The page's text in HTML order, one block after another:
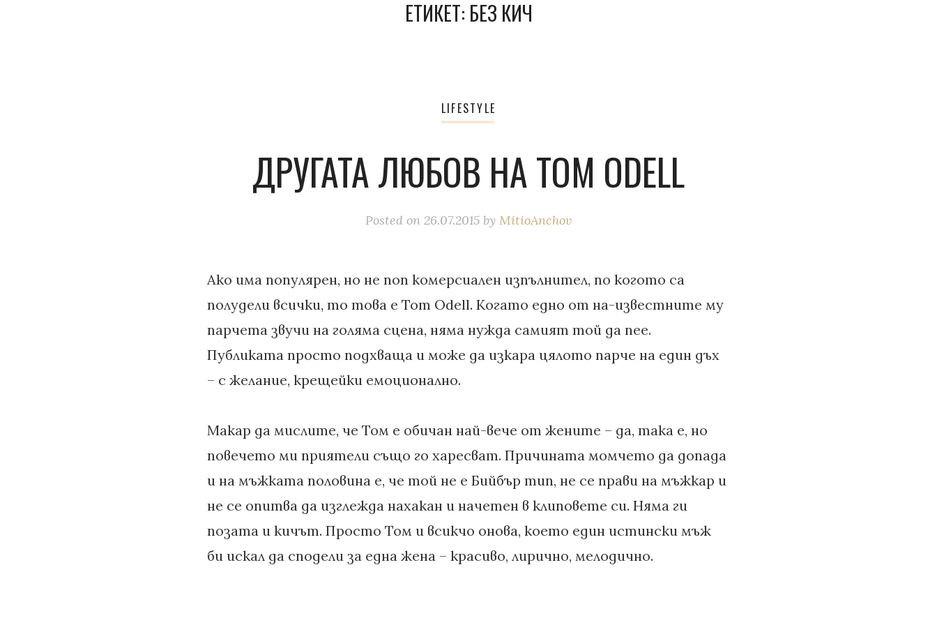
ЕТИКЕТ: БЕЗ КИЧ
LIFESTYLE
ДРУГАТА ЛЮБОВ НА TOM ODELL
Posted on 26.07.2015 by MitioAnchov
Ако има популярен, но не поп комерсиален изпълнител, по когото са
полудели всички, то това е Tom Odell. Когато едно от на-известните му
парчета звучи на голяма сцена, няма нужда самият той да пее.
Публиката просто подхваща и може да изкара цялото парче на един дъх
– с желание, крещейки емоционално.
Макар да мислите, че Том е обичан най-вече от жените – да, така е, но
повечето ми приятели също го харесват. Причината момчето да допада
и на мъжката половина е, че той не е Бийбър тип, не се прави на мъжкар и
не се опитва да изглежда нахакан и начетен в клиповете си. Няма ги
позата и кичът. Просто Том и всикчо онова, което един истински мъж
би искал да сподели за една жена – красиво, лирично, мелодично.